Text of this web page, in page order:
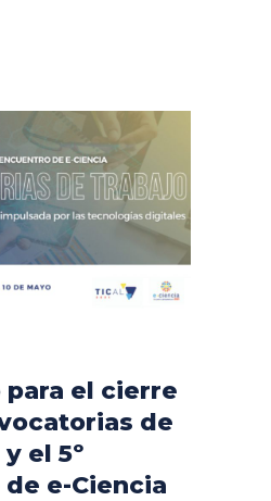
para el cierre
de
el 5º
e-Ciencia